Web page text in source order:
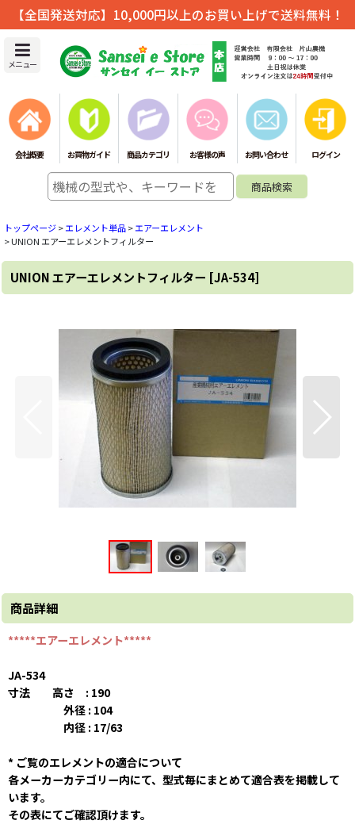
【全国発送対応】10,000円以上のお買い上げで送料無料！
メニュー
会社概要 お買物ガイド 商品カテゴリ お客様の声 お問い合わせ ログイン
トップページ>エレメント単品>エアーエレメント
>UNION エアーエレメントフィルター
UNION エアーエレメントフィルター [JA-534]
商品詳細
*****エアーエレメント*****
JA-534
寸法 高さ : 190
外径 : 104
内径 : 17/63
* ご覧のエレメントの適合について
各メーカーカテゴリー内にて、型式毎にまとめて適合表を掲載して
います。
その表にてご確認頂けます。